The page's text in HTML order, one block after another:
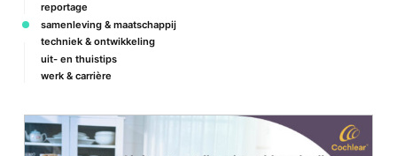
reportage
samenleving & maatschappij
techniek & ontwikkeling
uit- en thuistips
werk & carrière